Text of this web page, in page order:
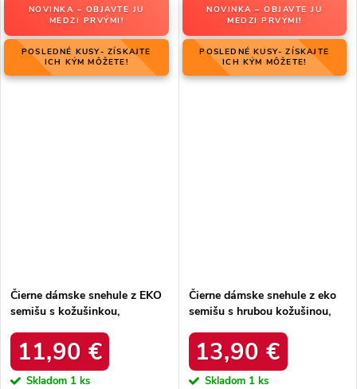
NOVINKA – OBJAVTE JU
MEDZI PRVÝMI!
POSLEDNÉ KUSY- ZÍSKAJTE
ICH KÝM MÔŽETE!
Čierne dámske snehule z EKO
semišu s kožušinkou,
11,90 €
Skladom 1 ks
NOVINKA – OBJAVTE JU
MEDZI PRVÝMI!
POSLEDNÉ KUSY- ZÍSKAJTE
ICH KÝM MÔŽETE!
Čierne dámske snehule z eko
semišu s hrubou kožušinou,
BLACK
13,90 €
Skladom 1 ks